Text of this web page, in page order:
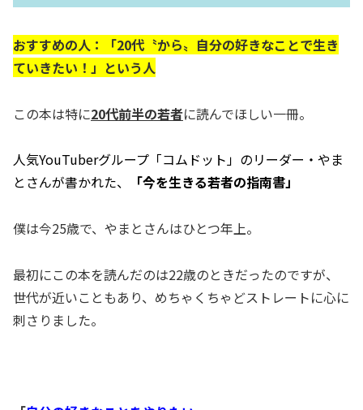
おすすめの人：「20代〝から〟自分の好きなことで生き
ていきたい！」という人
この本は特に20代前半の若者に読んでほしい一冊。
人気YouTuberグループ「コムドット」のリーダー・やま
とさんが書かれた、
「今を生きる若者の指南書」
僕は今25歳で、やまとさんはひとつ年上。
最初にこの本を読んだのは22歳のときだったのですが、
世代が近いこともあり、めちゃくちゃどストレートに心に
刺さりました。